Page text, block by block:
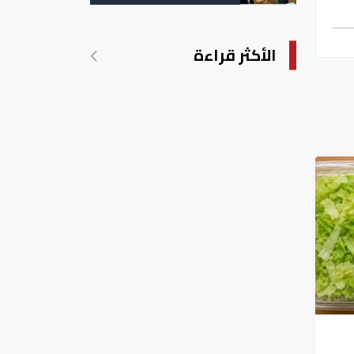
الأكثر قراءة